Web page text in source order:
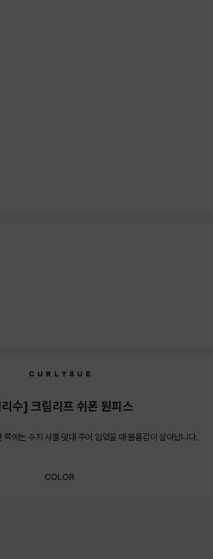
수] 크림리프 쉬폰 원피스
에는 수지 샤를 덧대 주어 입었을 때 볼륨감이 살아납니다.
COLOR